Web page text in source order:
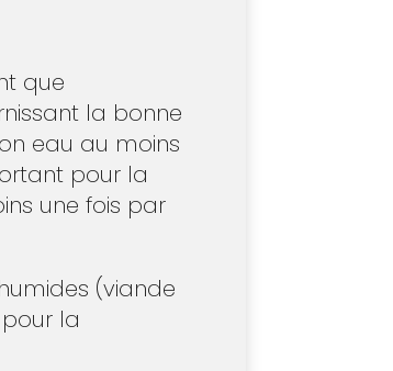
que
la bonne
eau au moins
pour la
une fois par
(viande
la